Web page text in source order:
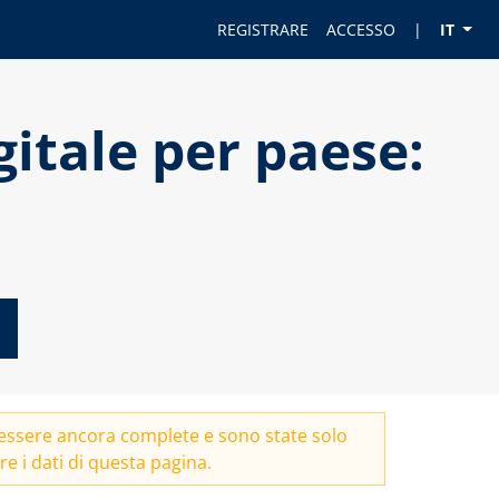
REGISTRARE ACCESSO | IT
per paese:
ancora complete e sono state solo
i dati di questa pagina.